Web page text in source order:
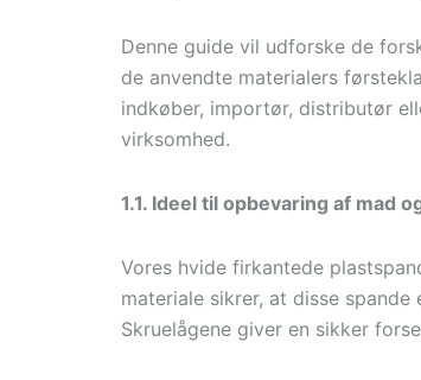
Denne guide vil udforske de
de anvendte materialers
indkøber, importør, distributør
virksomhed.
1.1. Ideel til opbevaring af mad
Vores hvide firkantede
materiale sikrer, at disse
Skruelågene giver en sikker